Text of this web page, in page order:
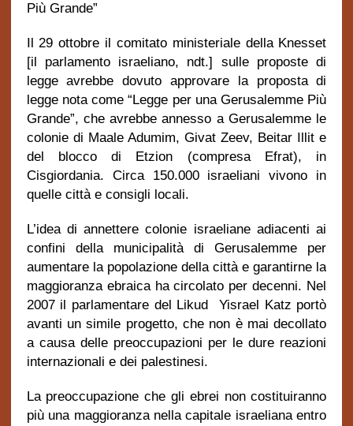
Più Grande”
Il 29 ottobre il comitato ministeriale della Knesset
[il parlamento israeliano, ndt.] sulle proposte di
legge avrebbe dovuto approvare la proposta di
legge nota come “Legge per una Gerusalemme Più
Grande”, che avrebbe annesso a Gerusalemme le
colonie di Maale Adumim, Givat Zeev, Beitar Illit e
del blocco di Etzion (compresa Efrat), in
Cisgiordania. Circa 150.000 israeliani vivono in
quelle città e consigli locali.
L’idea di annettere colonie israeliane adiacenti ai
confini della municipalità di Gerusalemme per
aumentare la popolazione della città e garantirne la
maggioranza ebraica ha circolato per decenni. Nel
2007 il parlamentare del Likud Yisrael Katz portò
avanti un simile progetto, che non è mai decollato
a causa delle preoccupazioni per le dure reazioni
internazionali e dei palestinesi.
La preoccupazione che gli ebrei non costituiranno
più una maggioranza nella capitale israeliana entro